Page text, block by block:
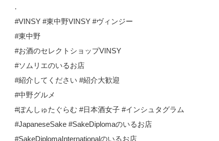
.
#VINSY #東中野VINSY #ヴィンジー
#東中野
#お酒のセレクトショップVINSY
#ソムリエのいるお店
#紹介してください #紹介大歓迎
#中野グルメ
#ぽんしゅたぐらむ #日本酒女子 #インシュタグラム
#JapaneseSake #SakeDiplomaのいるお店
#SakeDiplomaInternationalのいるお店